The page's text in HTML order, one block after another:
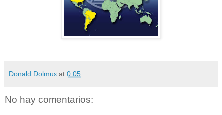
Donald Dolmus at 0:05
No hay comentarios: